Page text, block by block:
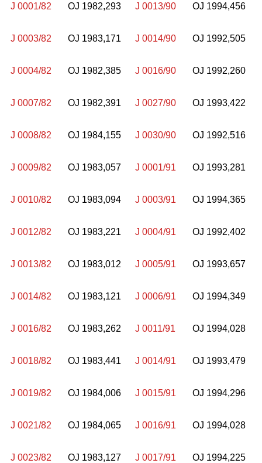
J 0001/82 OJ 1982,293 J 0013/90 OJ 1994,456
J 0003/82 OJ 1983,171 J 0014/90 OJ 1992,505
J 0004/82 OJ 1982,385 J 0016/90 OJ 1992,260
J 0007/82 OJ 1982,391 J 0027/90 OJ 1993,422
J 0008/82 OJ 1984,155 J 0030/90 OJ 1992,516
J 0009/82 OJ 1983,057 J 0001/91 OJ 1993,281
J 0010/82 OJ 1983,094 J 0003/91 OJ 1994,365
J 0012/82 OJ 1983,221 J 0004/91 OJ 1992,402
J 0013/82 OJ 1983,012 J 0005/91 OJ 1993,657
J 0014/82 OJ 1983,121 J 0006/91 OJ 1994,349
J 0016/82 OJ 1983,262 J 0011/91 OJ 1994,028
J 0018/82 OJ 1983,441 J 0014/91 OJ 1993,479
J 0019/82 OJ 1984,006 J 0015/91 OJ 1994,296
J 0021/82 OJ 1984,065 J 0016/91 OJ 1994,028
J 0023/82 OJ 1983,127 J 0017/91 OJ 1994,225